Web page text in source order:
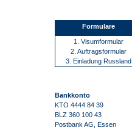
Formulare
1. Visumformular
2. Auftragsformular
3. Einladung Russland
Bankkonto
KTO 4444 84 39
BLZ 360 100 43
Postbank AG, Essen